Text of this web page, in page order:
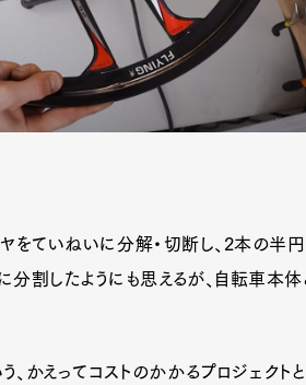
ていねいに分解・切断し、2本の半円
分割したようにも思えるが、自転車本
かえってコストのかかるプロジェクト